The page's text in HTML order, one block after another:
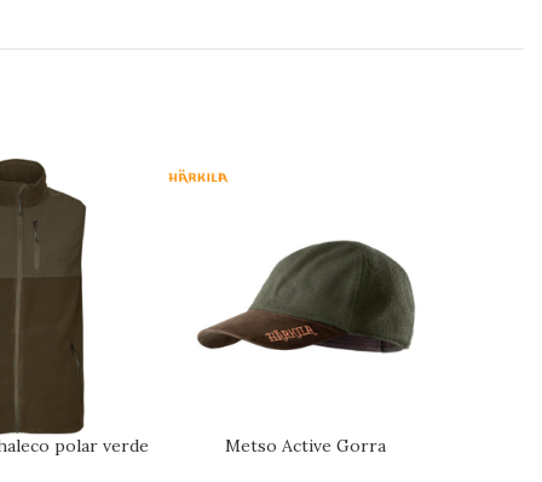
polar verde Metso Active Gorra